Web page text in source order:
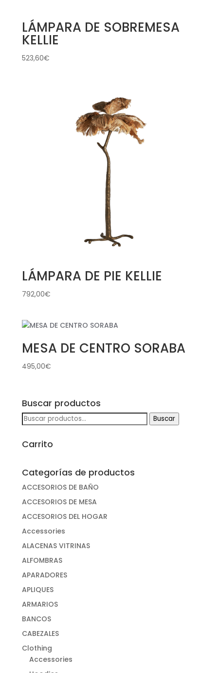
LÁMPARA DE SOBREMESA
KELLIE
523,60€
LÁMPARA DE PIE KELLIE
792,00€
MESA DE CENTRO SORABA
495,00€
Buscar productos
Buscar
Buscar
Carrito
Categorías de productos
ACCESORIOS DE BAÑO
ACCESORIOS DE MESA
ACCESORIOS DEL HOGAR
Accessories
ALACENAS VITRINAS
ALFOMBRAS
APARADORES
APLIQUES
ARMARIOS
BANCOS
CABEZALES
Clothing
Accessories